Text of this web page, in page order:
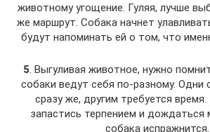
животному угощение. Гуляя, лучше
же маршрут. Собака начнет
будут напоминать ей о том, что
5. Выгуливая животное, нужно
собаки ведут себя по-разному. Одни
сразу же, другим требуется
запастись терпением и дождаться
собака испражнится.